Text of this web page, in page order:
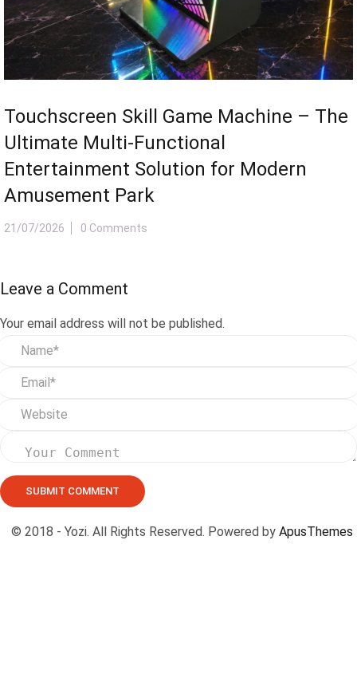
Your email address will not be published.
© 2018 - Yozi. All Rights Reserved. Powered by